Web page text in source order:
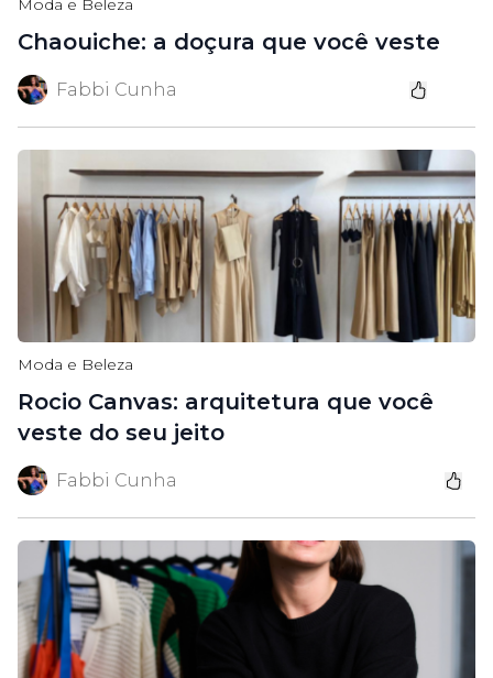
Moda e Beleza
Chaouiche: a doçura que você veste
Fabbi Cunha
Moda e Beleza
Rocio Canvas: arquitetura que você
veste do seu jeito
Fabbi Cunha